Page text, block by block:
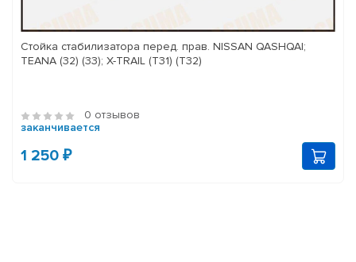
Стойка стабилизатора перед. прав. NISSAN QASHQAI;
TEANA (32) (33); X-TRAIL (T31) (T32)
0 отзывов
заканчивается
1 250 ₽